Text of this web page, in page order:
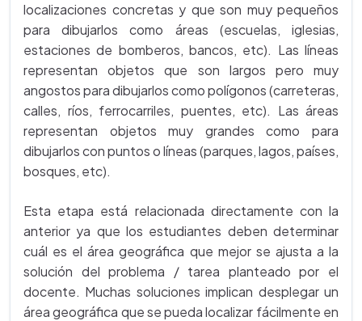
localizaciones concretas y que son muy pequeños
para dibujarlos como áreas (escuelas, iglesias,
estaciones de bomberos, bancos, etc). Las líneas
representan objetos que son largos pero muy
angostos para dibujarlos como polígonos (carreteras,
calles, ríos, ferrocarriles, puentes, etc). Las áreas
representan objetos muy grandes como para
dibujarlos con puntos o líneas (parques, lagos, países,
bosques, etc).
Esta etapa está relacionada directamente con la
anterior ya que los estudiantes deben determinar
cuál es el área geográfica que mejor se ajusta a la
solución del problema / tarea planteado por el
docente. Muchas soluciones implican desplegar un
área geográfica que se pueda localizar fácilmente en